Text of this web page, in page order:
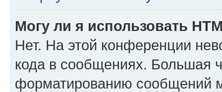
Могу ли я использовать
Нет. На этой конференции
кода в сообщениях. Большая
форматированию сообщений